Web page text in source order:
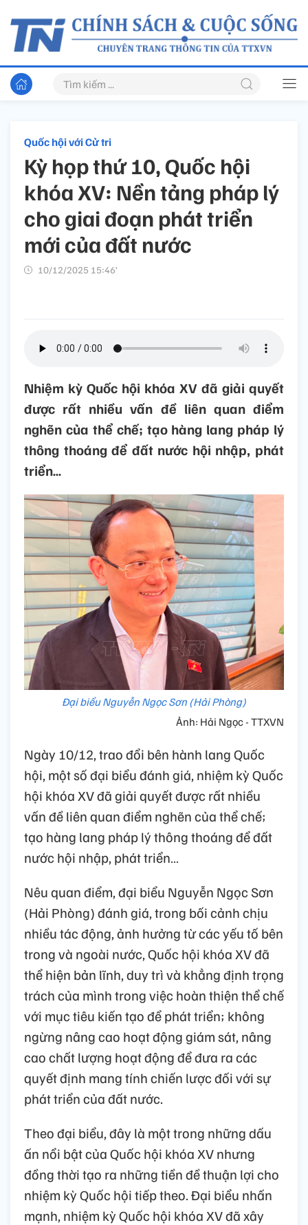
Quốc hội với Cử tri
Kỳ họp thứ 10, Quốc hội
khóa XV: Nền tảng pháp lý
cho giai đoạn phát triển
mới của đất nước
10/12/2025 15:46’
Nhiệm kỳ Quốc hội khóa XV đã giải quyết
được rất nhiều vấn đề liên quan điểm
nghẽn của thể chế; tạo hàng lang pháp lý
thông thoáng để đất nước hội nhập, phát
triển…
Đại biểu Nguyễn Ngọc Sơn (Hải Phòng)
Ảnh: Hải Ngọc - TTXVN
Ngày 10/12, trao đổi bên hành lang Quốc
hội, một số đại biểu đánh giá, nhiệm kỳ Quốc
hội khóa XV đã giải quyết được rất nhiều
vấn đề liên quan điểm nghẽn của thể chế;
tạo hàng lang pháp lý thông thoáng để đất
nước hội nhập, phát triển…
Nêu quan điểm, đại biểu Nguyễn Ngọc Sơn
(Hải Phòng) đánh giá, trong bối cảnh chịu
nhiều tác động, ảnh hưởng từ các yếu tố bên
trong và ngoài nước, Quốc hội khóa XV đã
thể hiện bản lĩnh, duy trì và khẳng định trọng
trách của mình trong việc hoàn thiện thể chế
với mục tiêu kiến tạo để phát triển; không
ngừng nâng cao hoạt động giám sát, nâng
cao chất lượng hoạt động để đưa ra các
quyết định mang tính chiến lược đối với sự
phát triển của đất nước.
Theo đại biểu, đây là một trong những dấu
ấn nổi bật của Quốc hội khóa XV nhưng
đồng thời tạo ra những tiền đề thuận lợi cho
nhiệm kỳ Quốc hội tiếp theo. Đại biểu nhấn
mạnh, nhiệm kỳ Quốc hội khóa XV đã xây